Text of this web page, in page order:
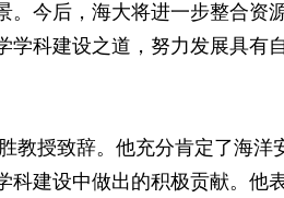
。今后，海大将进一步整合资
学科建设之道，努力发展具有
授致辞。他充分肯定了海洋
科建设中做出的积极贡献。他